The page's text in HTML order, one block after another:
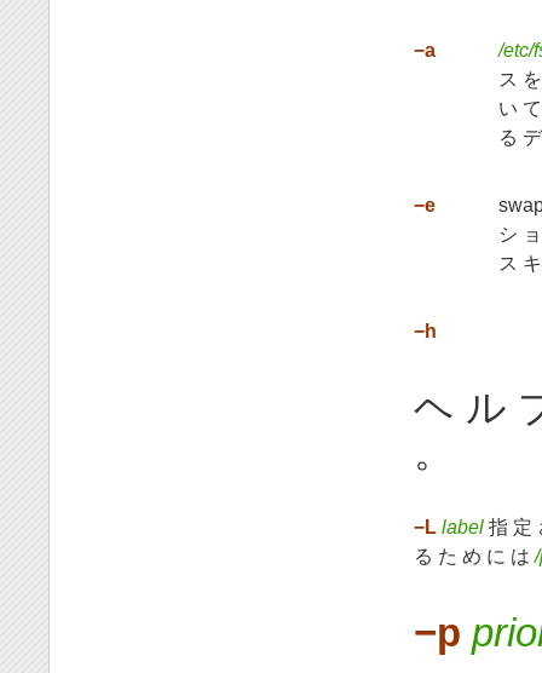
−a
/etc/
ス
い
る
−e
シ
ス
−h
ヘ ル
。
−L label指 定
る た め に は
−p